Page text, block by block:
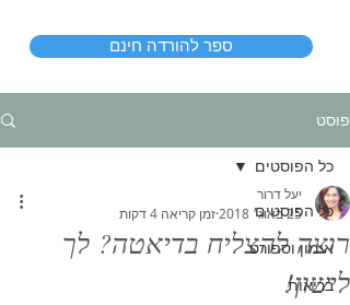
ספר להורדה חינם
פוסט
כל הפוסטים
אימון וספורט
בריאות
כל הפוסטים
רוצה להצליח בדיאטה? לך
לישון!
יעל דרור
25 באוג׳ 2018
זמן קריאה 4 דקות